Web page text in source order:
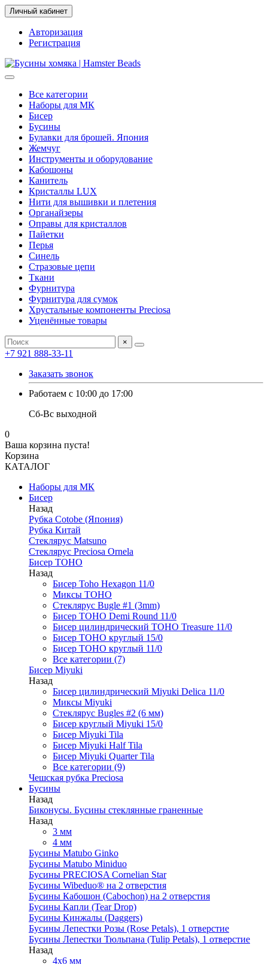
Личный кабинет
Авторизация
Регистрация
Все категории
Наборы для МК
Бисер
Бусины
Булавки для брошей. Япония
Жемчуг
Инструменты и оборудование
Кабошоны
Канитель
Кристаллы LUX
Нити для вышивки и плетения
Органайзеры
Оправы для кристаллов
Пайетки
Перья
Синель
Стразовые цепи
Ткани
Фурнитура
Фурнитура для сумок
Хрустальные компоненты Preciosa
Уценённые товары
×
+7 921 888-33-11
Заказать звонок
Работаем с 10:00 до 17:00
Сб-Вс выходной
0
Ваша корзина пуста!
Корзина
КАТАЛОГ
Наборы для МК
Бисер
Назад
Рубка Cotobe (Япония)
Рубка Китай
Стеклярус Matsuno
Стеклярус Preciosa Ornela
Бисер TOHO
Назад
Бисер Toho Hexagon 11/0
Миксы TOHO
Стеклярус Bugle #1 (3mm)
Бисер TOHO Demi Round 11/0
Бисер цилиндрический TOHO Treasure 11/0
Бисер TOHO круглый 15/0
Бисер TOHO круглый 11/0
Все категории (7)
Бисер Miyuki
Назад
Бисер цилиндрический Miyuki Delica 11/0
Миксы Miyuki
Стеклярус Bugles #2 (6 мм)
Бисер круглый Miyuki 15/0
Бисер Miyuki Tila
Бисер Miyuki Half Tila
Бисер Miyuki Quarter Tila
Все категории (9)
Чешская рубка Preciosa
Бусины
Назад
Биконусы. Бусины стеклянные граненные
Назад
3 мм
4 мм
Бусины Matubo Ginko
Бусины Matubo Miniduo
Бусины PRECIOSA Cornelian Star
Бусины Wibeduo® на 2 отверстия
Бусины Кабошон (Cabochon) на 2 отверстия
Бусины Капли (Tear Drop)
Бусины Кинжалы (Daggers)
Бусины Лепестки Розы (Rose Petals), 1 отверстие
Бусины Лепестки Тюльпана (Tulip Petals), 1 отверстие
Назад
4x6 мм